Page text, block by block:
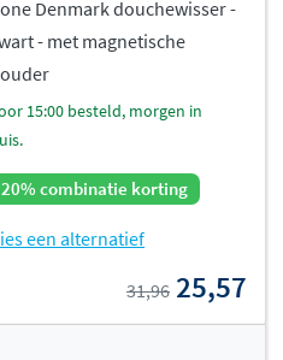
Denmark douchewisser -
- met magnetische
20% combinatie korting
een alternatief
31,96 25,57